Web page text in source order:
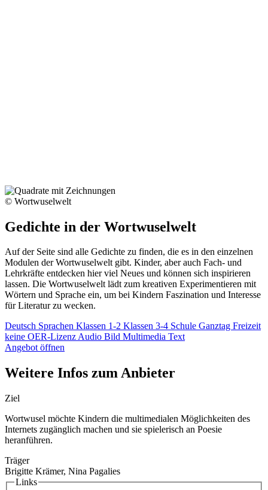
© Wortwuselwelt
Gedichte in der Wortwuselwelt
Auf der Seite sind alle Gedichte zu finden, die es in den einzelnen
Modulen der Wortwuselwelt gibt. Kinder, aber auch Fach- und
Lehrkräfte entdecken hier viel Neues und können sich inspirieren
lassen. Die Wortwuselwelt lädt zum kreativen Experimentieren mit
Wörtern und Sprache ein, um bei Kindern Faszination und Interesse
für Literatur zu wecken.
Deutsch Sprachen Klassen 1-2 Klassen 3-4 Schule Ganztag Freizeit
keine OER-LizenzAudio Bild Multimedia Text
Angebot öffnen
Weitere Infos zum Anbieter
Ziel
Wortwusel möchte Kindern die multimedialen Möglichkeiten des
Internets zugänglich machen und sie spielerisch an Poesie
heranführen.
Träger
Brigitte Krämer, Nina Pagalies
Links